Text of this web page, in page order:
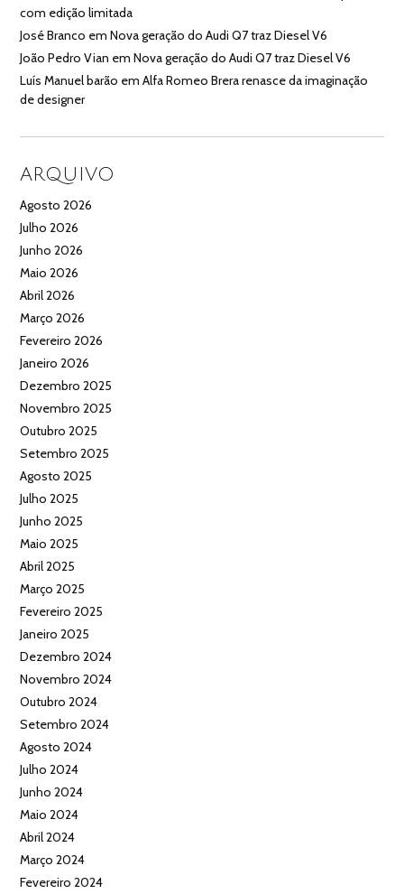
com edição limitada
José Branco emNova geração do Audi Q7 traz Diesel V6
João Pedro Vian emNova geração do Audi Q7 traz Diesel V6
Luís Manuel barão emAlfa Romeo Brera renasce da imaginação
de designer
ARQUIVO
Agosto 2026
Julho 2026
Junho 2026
Maio 2026
Abril 2026
Março 2026
Fevereiro 2026
Janeiro 2026
Dezembro 2025
Novembro 2025
Outubro 2025
Setembro 2025
Agosto 2025
Julho 2025
Junho 2025
Maio 2025
Abril 2025
Março 2025
Fevereiro 2025
Janeiro 2025
Dezembro 2024
Novembro 2024
Outubro 2024
Setembro 2024
Agosto 2024
Julho 2024
Junho 2024
Maio 2024
Abril 2024
Março 2024
Fevereiro 2024